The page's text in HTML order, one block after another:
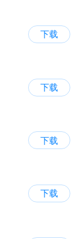
下载
下载
下载
下载